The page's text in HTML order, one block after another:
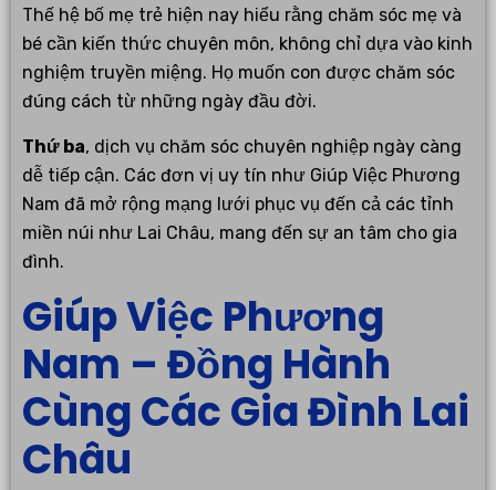
Thế hệ bố mẹ trẻ hiện nay hiểu rằng chăm sóc mẹ và
bé cần kiến thức chuyên môn, không chỉ dựa vào kinh
nghiệm truyền miệng. Họ muốn con được chăm sóc
đúng cách từ những ngày đầu đời.
Thứ ba, dịch vụ chăm sóc chuyên nghiệp ngày càng
dễ tiếp cận. Các đơn vị uy tín như Giúp Việc Phương
Nam đã mở rộng mạng lưới phục vụ đến cả các tỉnh
miền núi như Lai Châu, mang đến sự an tâm cho gia
đình.
Giúp Việc Phương
Nam – Đồng Hành
Cùng Các Gia Đình Lai
Châu